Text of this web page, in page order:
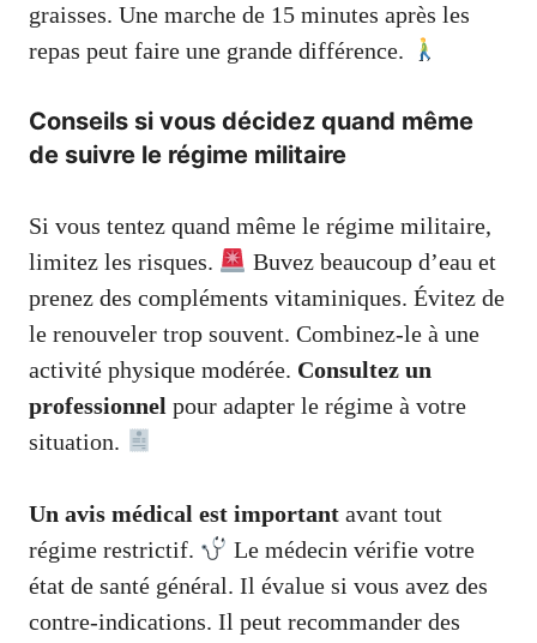
graisses. Une marche de 15 minutes après les
repas peut faire une grande différence.
Conseils si vous décidez quand même
de suivre le régime militaire
Si vous tentez quand même le régime militaire,
limitez les risques.
Buvez beaucoup d’eau et
prenez des compléments vitaminiques. Évitez de
le renouveler trop souvent. Combinez-le à une
activité physique modérée. Consultez un
professionnel pour adapter le régime à votre
situation.
Un avis médical est important avant tout
régime restrictif.
Le médecin vérifie votre
état de santé général. Il évalue si vous avez des
contre-indications. Il peut recommander des